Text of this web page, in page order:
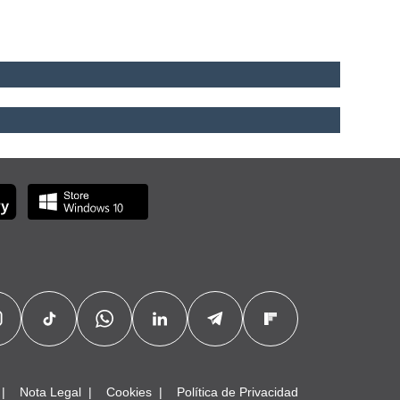
Nota Legal Cookies Política de Privacidad